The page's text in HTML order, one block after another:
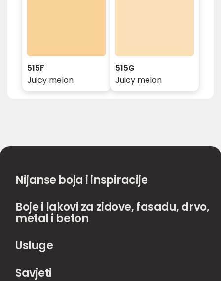
515F
Juicy melon
515G
Juicy melon
Nijanse boja i inspiracije
Boje i lakovi za zidove, fasadu, drvo,
metal i beton
Usluge
Savjeti